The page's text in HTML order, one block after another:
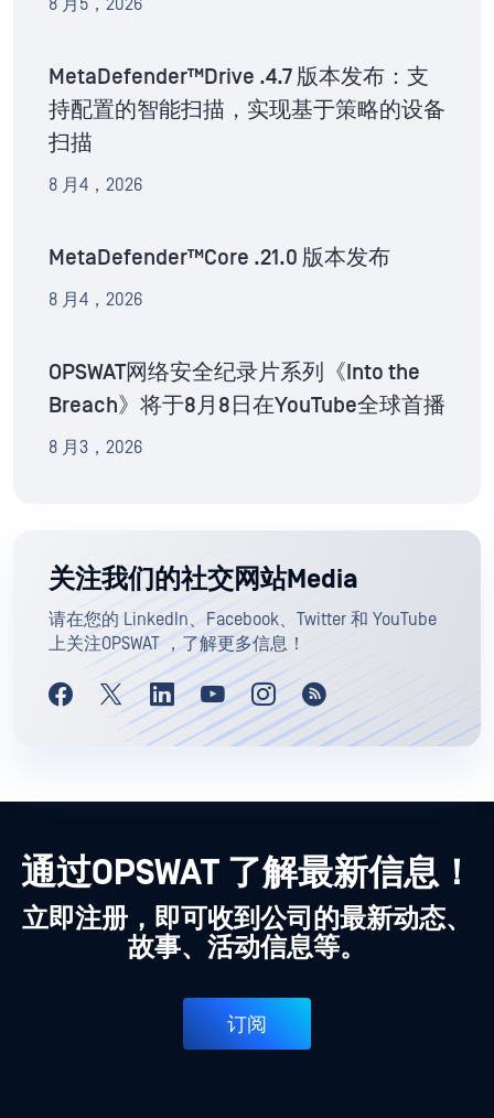
8 月5，2026
MetaDefender™Drive .4.7 版本发布：支
持配置的智能扫描，实现基于策略的设备
扫描
8 月4，2026
MetaDefender™Core .21.0 版本发布
8 月4，2026
OPSWAT网络安全纪录片系列《Into the
Breach》将于8月8日在YouTube全球首播
8 月3，2026
关注我们的社交网站Media
请在您的 LinkedIn、Facebook、Twitter 和 YouTube
上关注OPSWAT ，了解更多信息！
通过OPSWAT 了解最新信息！
立即注册，即可收到公司的最新动态、
故事、活动信息等。
订阅